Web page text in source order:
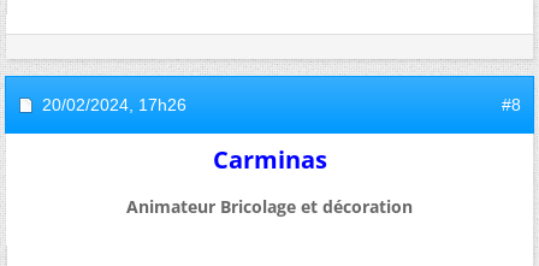
20/02/2024, 17h26 #8
Carminas
Animateur Bricolage et décoration